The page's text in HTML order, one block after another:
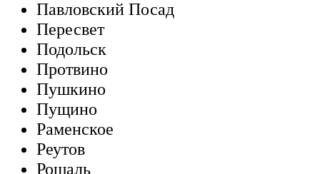
Павловский Посад
Пересвет
Подольск
Протвино
Пушкино
Пущино
Раменское
Реутов
Рошаль